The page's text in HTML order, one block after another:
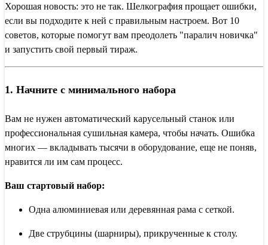
Хорошая новость: это не так. Шелкография прощает ошибки,
если вы подходите к ней с правильным настроем. Вот 10
советов, которые помогут вам преодолеть "паралич новичка"
и запустить свой первый тираж.
1. Начните с минимального набора
Вам не нужен автоматический карусельный станок или
профессиональная сушильная камера, чтобы начать. Ошибка
многих — вкладывать тысячи в оборудование, еще не поняв,
нравится ли им сам процесс.
Ваш стартовый набор:
Одна алюминиевая или деревянная рама с сеткой.
Две струбцины (шарниры), прикрученные к столу.